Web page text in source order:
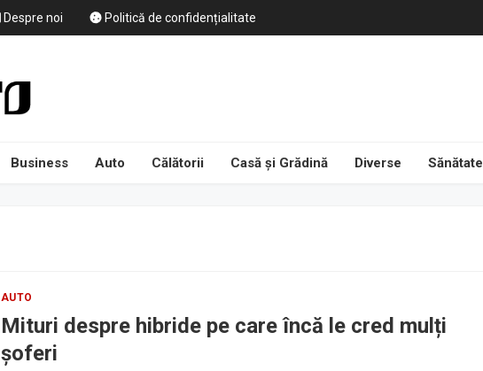
Despre noi Politică de confidențialitate
Business Auto Călătorii Casă și Grădină Diverse Sănătate
AUTO
Mituri despre hibride pe care încă le cred mulți
șoferi